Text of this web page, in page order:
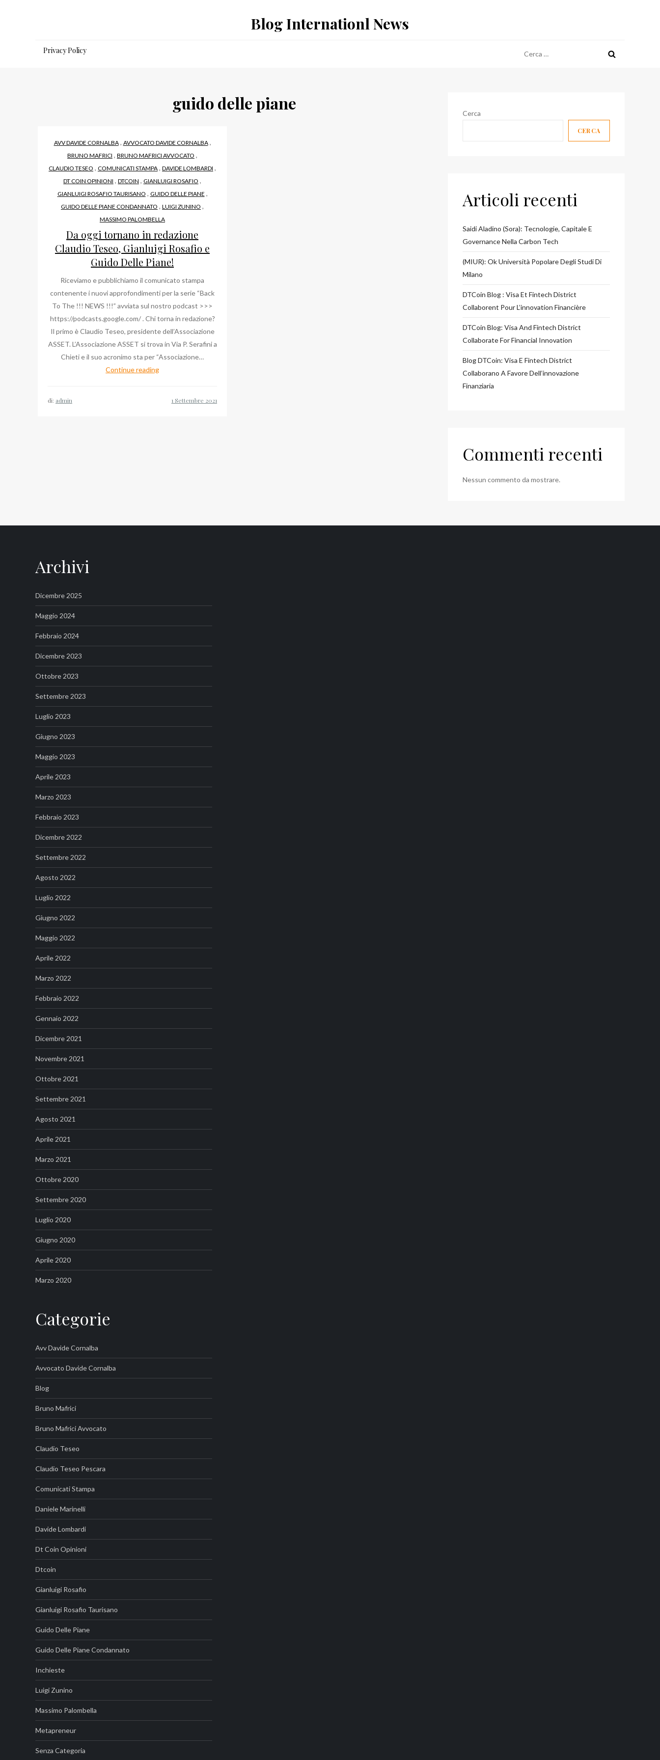
Blog Internationl News
Privacy Policy
per:
guido delle piane
AVV DAVIDE CORNALBA, AVVOCATO DAVIDE CORNALBA,
BRUNO MAFRICI , BRUNO MAFRICI AVVOCATO ,
CLAUDIO TESEO , COMUNICATI STAMPA , DAVIDE LOMBARDI ,
DT COIN OPINIONI , DTCOIN , GIANLUIGI ROSAFIO ,
GIANLUIGI ROSAFIO TAURISANO , GUIDO DELLE PIANE ,
GUIDO DELLE PIANE CONDANNATO , LUIGI ZUNINO ,
MASSIMO PALOMBELLA
Da oggi tornano in redazione
Claudio Teseo, Gianluigi Rosafio e
Guido Delle Piane!
Riceviamo e pubblichiamo il comunicato stampa
contenente i nuovi approfondimenti per la serie “Back
To The !!! NEWS !!!” avviata sul nostro podcast >>>
https://podcasts.google.com/ . Chi torna in redazione?
Il primo è Claudio Teseo, presidente dell’Associazione
ASSET. L’Associazione ASSET si trova in Via P. Serafini a
Chieti e il suo acronimo sta per “Associazione…
Continue readingDa
di: admin
Cerca
CERCA
Articoli recenti
Saidi Aladino (Sora): Tecnologie, Capitale E
Governance Nella Carbon Tech
(MIUR): Ok Università Popolare Degli Studi Di
Milano
DTCoin Blog : Visa Et Fintech District
Collaborent Pour L’innovation Financière
DTCoin Blog: Visa And Fintech District
Collaborate For Financial Innovation
Blog DTCoin: Visa E Fintech District
Collaborano A Favore Dell’innovazione
Finanziaria
Commenti recenti
Nessun commento da mostrare.
Archivi
Dicembre 2025
Maggio 2024
Febbraio 2024
Dicembre 2023
Ottobre 2023
Settembre 2023
Luglio 2023
Giugno 2023
Maggio 2023
Aprile 2023
Marzo 2023
Febbraio 2023
Dicembre 2022
Settembre 2022
Agosto 2022
Luglio 2022
Giugno 2022
Maggio 2022
Aprile 2022
Marzo 2022
Febbraio 2022
Gennaio 2022
Dicembre 2021
Novembre 2021
Ottobre 2021
Settembre 2021
Agosto 2021
Aprile 2021
Marzo 2021
Ottobre 2020
Settembre 2020
Luglio 2020
Giugno 2020
Aprile 2020
Marzo 2020
Categorie
Avv Davide Cornalba
Avvocato Davide Cornalba
Blog
Bruno Mafrici
Bruno Mafrici Avvocato
Claudio Teseo
Claudio Teseo Pescara
Comunicati Stampa
Daniele Marinelli
Davide Lombardi
Dt Coin Opinioni
Dtcoin
Gianluigi Rosafio
Gianluigi Rosafio Taurisano
Guido Delle Piane
Guido Delle Piane Condannato
Inchieste
Luigi Zunino
Massimo Palombella
Metapreneur
Senza Categoria